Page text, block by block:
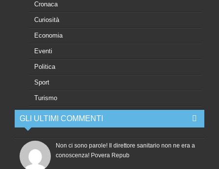
Cronaca
Curiosità
Economia
Eventi
Politica
Sport
Turismo
GLI ULTIMI COMMENTI
Non ci sono parole! Il direttore sanitario non ne era a
conoscenza! Povera Repub